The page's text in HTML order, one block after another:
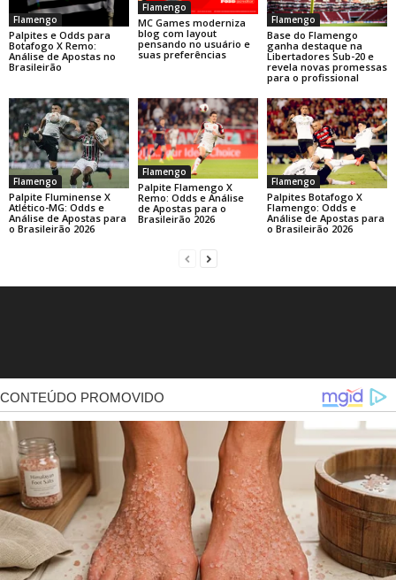
Flamengo
Palpites e Odds para
Botafogo X Remo:
Análise de Apostas no
Brasileirão
Flamengo
MC Games moderniza
blog com layout
pensando no usuário e
suas preferências
Flamengo
Base do Flamengo
ganha destaque na
Libertadores Sub-20 e
revela novas promessas
para o profissional
Flamengo
Palpite Fluminense X
Atlético-MG: Odds e
Análise de Apostas para
o Brasileirão 2026
Flamengo
Palpite Flamengo X
Remo: Odds e Análise
de Apostas para o
Brasileirão 2026
Flamengo
Palpites Botafogo X
Flamengo: Odds e
Análise de Apostas para
o Brasileirão 2026